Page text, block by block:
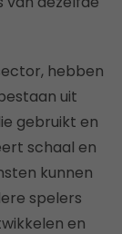
hebben
uit
gebruikt en
schaal en
kunnen
spelers
en